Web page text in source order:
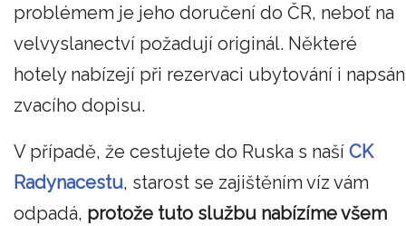
problémem je jeho doručení do ČR, neboť na
velvyslanectví požadují originál. Některé
hotely nabízejí při rezervaci ubytování i
zvacího dopisu.
V případě, že cestujete do Ruska s naší CK
Radynacestu, starost se zajištěním víz vám
odpadá, protože tuto službu nabízíme všem